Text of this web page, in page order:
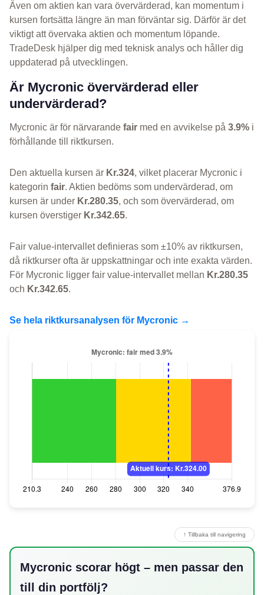
Även om aktien kan vara övervärderad, kan momentum i
kursen fortsätta längre än man förväntar sig. Därför är det
viktigt att övervaka aktien och momentum löpande.
TradeDesk hjälper dig med teknisk analys och håller dig
uppdaterad på utvecklingen.
Är Mycronic övervärderad eller
undervärderad?
Mycronic är för närvarande fair med en avvikelse på 3.9% i
förhållande till riktkursen.
Den aktuella kursen är Kr.324, vilket placerar Mycronic i
kategorin fair. Aktien bedöms som undervärderad, om
kursen är under Kr.280.35, och som övervärderad, om
kursen överstiger Kr.342.65.
Fair value-intervallet definieras som ±10% av riktkursen,
då riktkurser ofta är uppskattningar och inte exakta värden.
För Mycronic ligger fair value-intervallet mellan Kr.280.35
och Kr.342.65.
Se hela riktkursanalysen för Mycronic →
↑ Tillbaka till navigering
Mycronic scorar högt – men passar den
till din portfölj?